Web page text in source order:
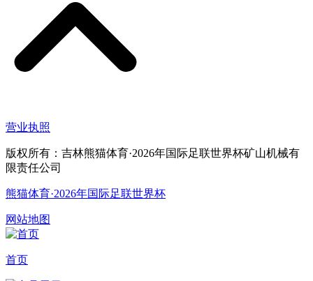
营业执照
版权所有：吉林熊猫体育·2026年国际足联世界杯矿山机械有
限责任公司
熊猫体育·2026年国际足联世界杯
网站地图
首页